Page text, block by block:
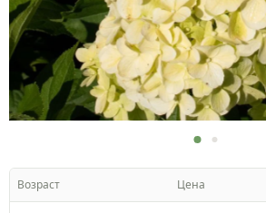
Возраст Цена